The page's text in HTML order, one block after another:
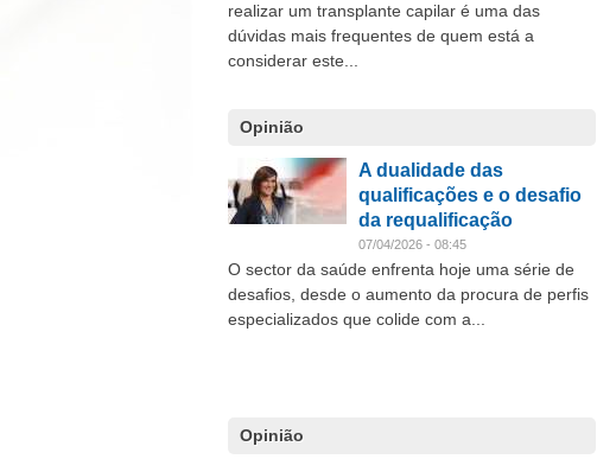
realizar um transplante capilar é uma das
dúvidas mais frequentes de quem está a
considerar este...
Opinião
A dualidade das
qualificações e o desafio
da requalificação
07/04/2026 - 08:45
O sector da saúde enfrenta hoje uma série de
desafios, desde o aumento da procura de perfis
especializados que colide com a...
Opinião